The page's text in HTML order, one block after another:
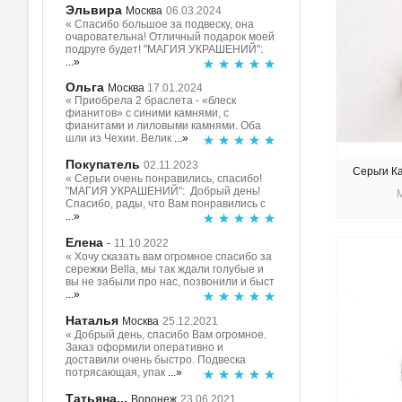
Эльвира Москва 06.03.2024
« Спасибо большое за подвеску, она
очаровательна! Отличный подарок моей
подруге будет! "МАГИЯ УКРАШЕНИЙ":
...»
Ольга Москва 17.01.2024
« Приобрела 2 браслета - «блеск
фианитов» с синими камнями, с
фианитами и лиловыми камнями. Оба
шли из Чехии. Велик ...»
Покупатель 02.11.2023
« Серьги очень понравились, спасибо!
"МАГИЯ УКРАШЕНИЙ": Добрый день!
Спасибо, рады, что Вам понравились с
...»
Елена - 11.10.2022
« Хочу сказать вам огромное спасибо за
сережки Bella, мы так ждали голубые и
вы не забыли про нас, позвонили и быст
...»
Наталья Москва 25.12.2021
« Добрый день, спасибо Вам огромное.
Заказ оформили оперативно и
доставили очень быстро. Подвеска
потрясающая, упак ...»
Татьяна... Воронеж 23.06.2021
Серьги